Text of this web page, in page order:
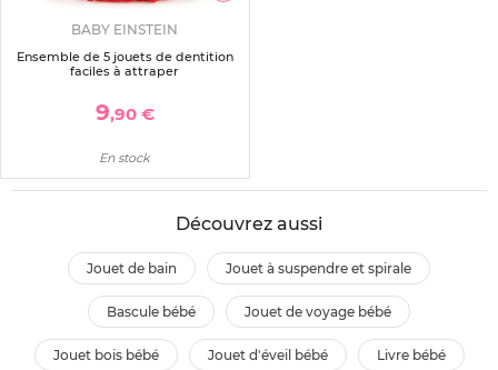
BABY EINSTEIN
Ensemble de 5 jouets de dentition
faciles à attraper
9,90 €
En stock
Découvrez aussi
jouet de bain jouet à suspendre et spirale
bascule bébé jouet de voyage bébé
jouet bois bébé jouet d'éveil bébé livre bébé